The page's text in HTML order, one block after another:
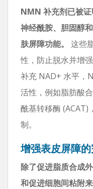
NMN 补充剂已被
神经酰胺、胆固醇
肤屏障功能。
这些
性，防止脱水并增
补充 NAD+ 水平，
活性，例如脂肪酸
酰基转移酶 (ACAT)
制。
增强表皮屏障
除了促进脂质合成
和促进细胞间粘附